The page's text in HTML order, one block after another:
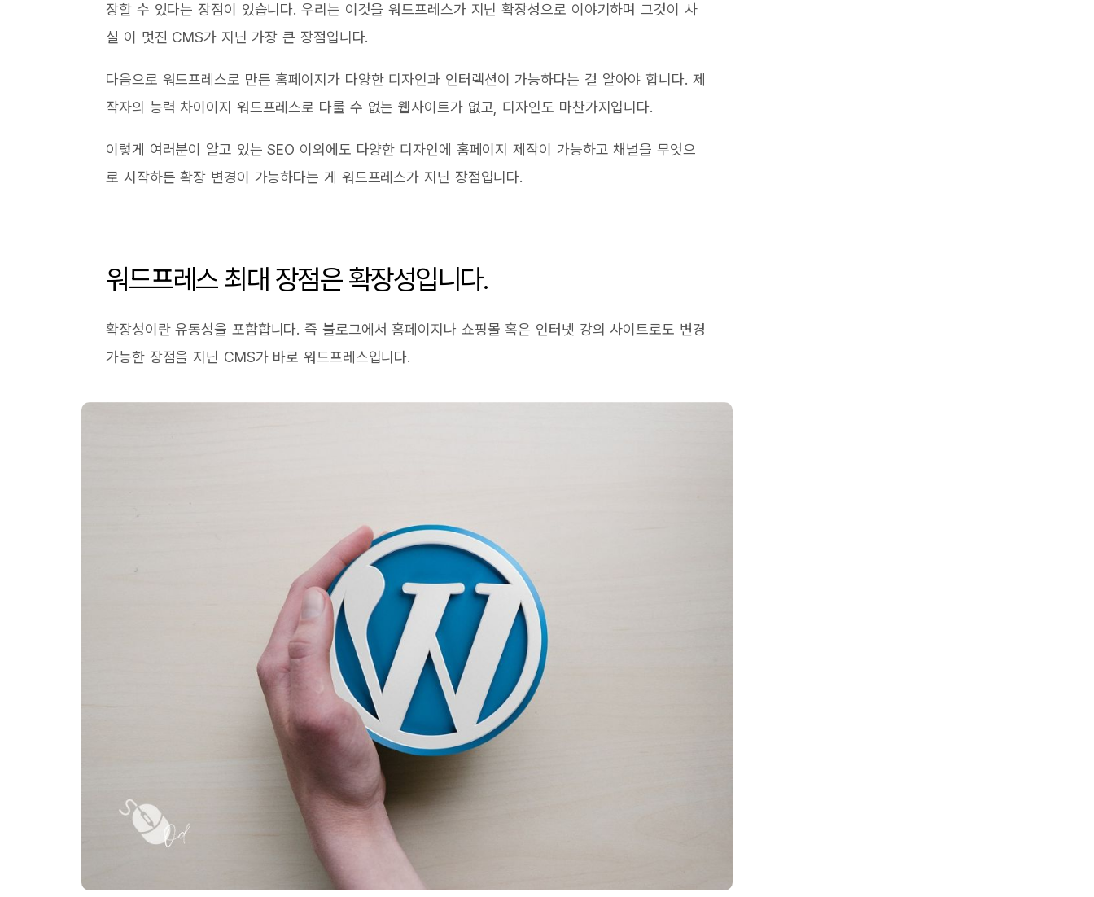
장할 수 있다는 장점이 있습니다. 우리는 이것을 워드프레스가 지닌 확장성으로 이야기하며 그것이 사
실 이 멋진 CMS가 지닌 가장 큰 장점입니다.
다음으로 워드프레스로 만든 홈페이지가 다양한 디자인과 인터렉션이 가능하다는 걸 알아야 합니다. 제
작자의 능력 차이이지 워드프레스로 다룰 수 없는 웹사이트가 없고, 디자인도 마찬가지입니다.
이렇게 여러분이 알고 있는 SEO 이외에도 다양한 디자인에 홈페이지 제작이 가능하고 채널을 무엇으
로 시작하든 확장 변경이 가능하다는 게 워드프레스가 지닌 장점입니다.
워드프레스 최대 장점은 확장성입니다.
확장성이란 유동성을 포함합니다. 즉 블로그에서 홈페이지나 쇼핑몰 혹은 인터넷 강의 사이트로도 변경
가능한 장점을 지닌 CMS가 바로 워드프레스입니다.